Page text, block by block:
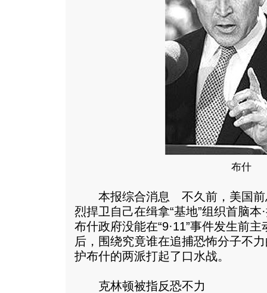
布什
本报综合消息 不久前，美国前
烈捍卫自己在缉拿“基地”组织首脑
布什政府没能在“9·11”事件发生前
后，围绕究竟谁在追捕恐怖分子不
护布什的两派打起了口水战。
克林顿被指反恐不力